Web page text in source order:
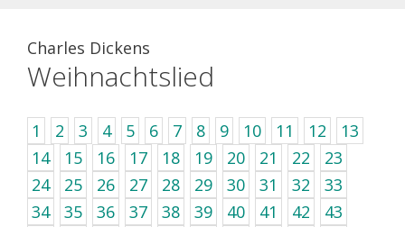
Charles Dickens
Weihnachtslied
1 2 3 4 5 6 7 8 9 10 11 12
13
14
15 16 17 18 19 20 21 22
23
24
25 26 27 28 29 30 31 32
33
34
35 36 37 38 39 40 41 42
43